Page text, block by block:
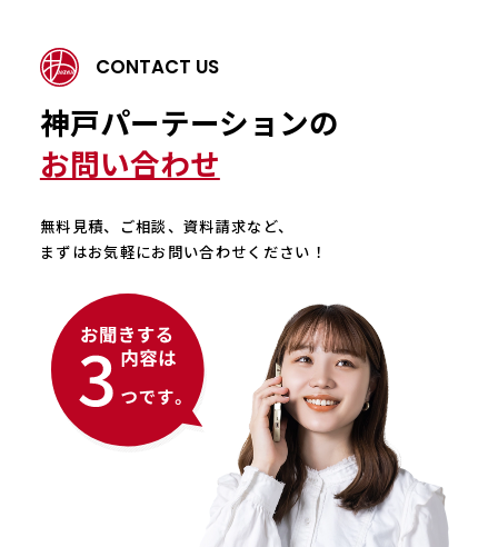
CONTACT US
神戸パーテーションの
お問い合わせ
無料見積、ご相談、資料請求など、
まずはお気軽にお問い合わせください！